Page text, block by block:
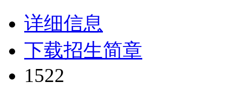
详细信息
下载招生简章
1522